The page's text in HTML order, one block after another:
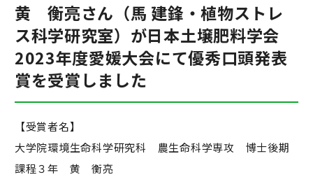
黄 衡亮さん（馬 建鋒・植物ストレ
ス科学研究室）が日本土壌肥料学会
2023年度愛媛大会にて優秀口頭発表
賞を受賞しました
【受賞者名】
大学院環境生命科学研究科 農生命科学専攻 博士後期
課程３年 黄 衡亮